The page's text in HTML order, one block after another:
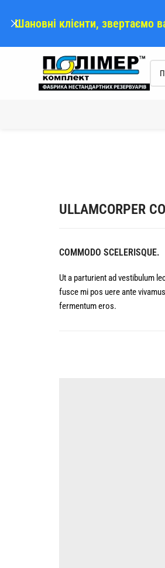
ULLAMCORPER
COMMODO SCELERISQUE.
Ut a parturient ad vestibulum
fusce mi pos uere ante
fermentum eros.
Шановні клієнти, звертаємо